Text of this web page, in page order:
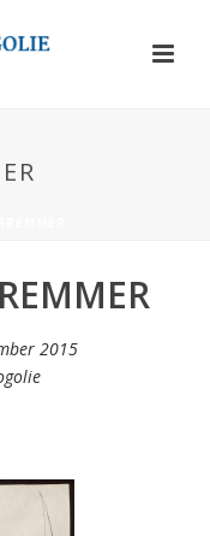
2015